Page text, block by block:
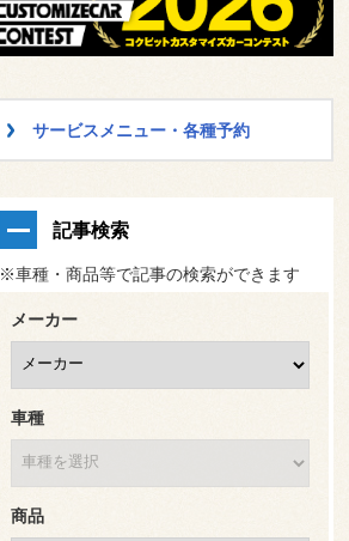
サービスメニュー・各種予約
記事検索
※車種・商品等で記事の検索ができます
メーカー
車種
商品